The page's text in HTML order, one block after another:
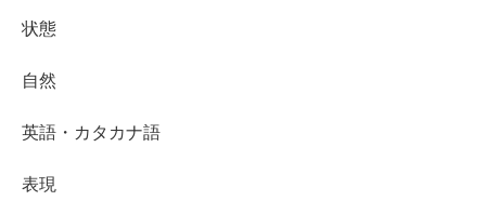
状態
自然
英語・カタカナ語
表現